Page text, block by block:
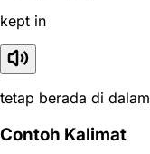
kept in
tetap berada di dalam
Contoh Kalimat